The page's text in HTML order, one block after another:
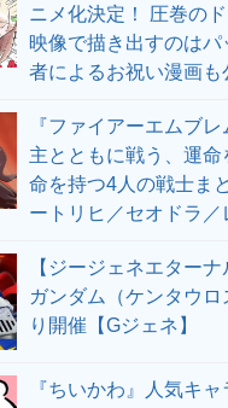
ニメ化決定！ 圧巻の
映像で描き出すのは
者によるお祝い漫画も
『ファイアーエムブ
主とともに戦う、運
命を持つ4人の戦士ま
ートリヒ／セオドラ／
【ジージェネエター
ガンダム（ケンタウロ
り開催【Gジェネ】
『ちいかわ』人気キ